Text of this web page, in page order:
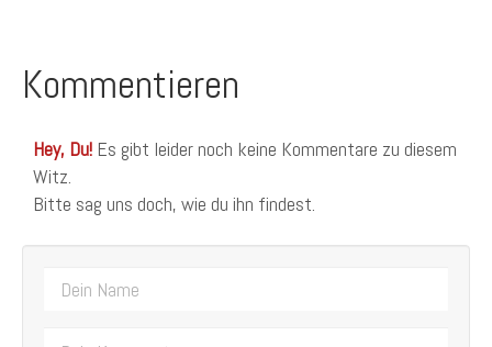
Kommentieren
Hey, Du! Es gibt leider noch keine Kommentare zu diesem
Witz.
Bitte sag uns doch, wie du ihn findest.